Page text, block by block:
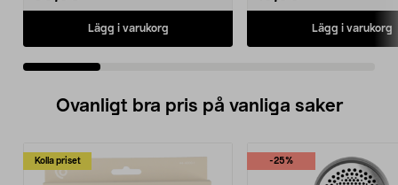
Lägg i varukorg Lägg i varukorg
Ovanligt bra pris på vanliga saker
Kolla priset -25%